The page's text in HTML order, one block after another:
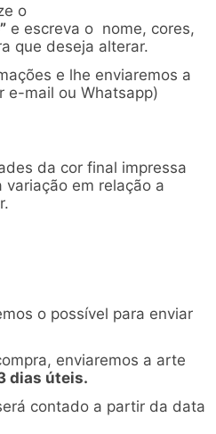
o
e escreva o nome, cores,
que deseja alterar.
e lhe enviaremos a
e-mail ou Whatsapp)
da cor final impressa
em relação a
o possível para enviar
enviaremos a arte
dias úteis.
contado a partir da data